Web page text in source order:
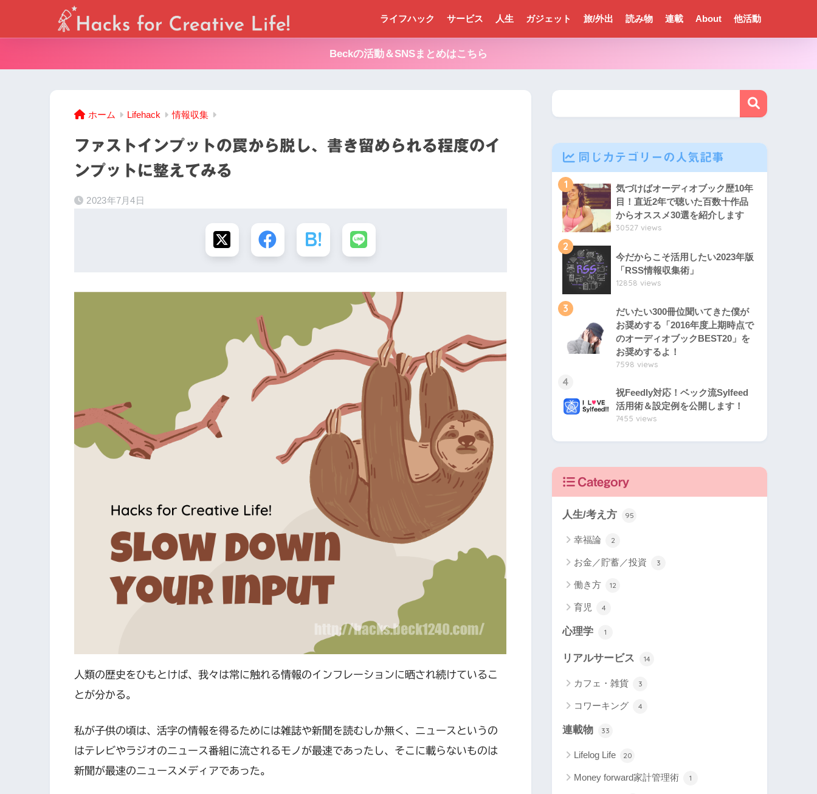
ライフハック サービス 人生 ガジェット 旅/外出 読み物 連載 About 他活動
Beckの活動＆SNSまとめはこちら
ホーム Lifehack 情報収集
ファストインプットの罠から脱し、書き留められる程度のイ
ンプットに整えてみる
2023年7月4日
人類の歴史をひもとけば、我々は常に触れる情報のインフレーションに晒され続けているこ
とが分かる。
私が子供の頃は、活字の情報を得るためには雑誌や新聞を読むしか無く、ニュースというの
はテレビやラジオのニュース番組に流されるモノが最速であったし、そこに載らないものは
新聞が最速のニュースメディアであった。
同じカテゴリーの人気記事
1
気づけばオーディオブック歴10年
目！直近2年で聴いた百数十作品
からオススメ30選を紹介します
30527 views
2
今だからこそ活用したい2023年版
「RSS情報収集術」
12858 views
3
だいたい300冊位聞いてきた僕が
お奨めする「2016年度上期時点で
のオーディオブックBEST20」を
お奨めするよ！
7598 views
4
祝Feedly対応！ベック流Sylfeed
活用術＆設定例を公開します！
7455 views
Category
人生/考え方 95
幸福論 2
お金／貯蓄／投資 3
働き方 12
育児 4
心理学 1
リアルサービス 14
カフェ・雑貨 3
コワーキング 4
連載物 33
Lifelog Life 20
Money forward家計管理術 1